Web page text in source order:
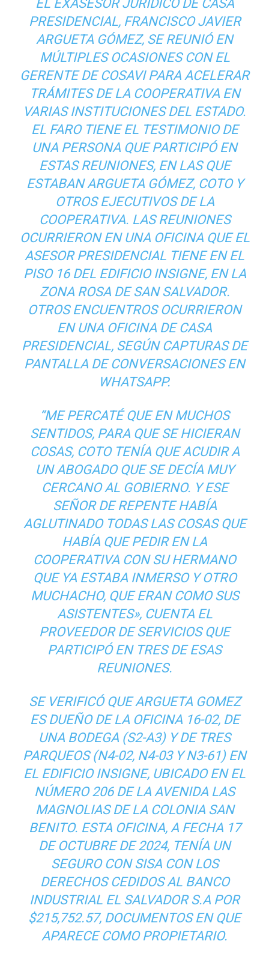
EL EXASESOR JURÍDICO DE CASA
PRESIDENCIAL, FRANCISCO JAVIER
ARGUETA GÓMEZ, SE REUNIÓ EN
MÚLTIPLES OCASIONES CON EL
GERENTE DE COSAVI PARA ACELERAR
TRÁMITES DE LA COOPERATIVA EN
VARIAS INSTITUCIONES DEL ESTADO.
EL FARO TIENE EL TESTIMONIO DE
UNA PERSONA QUE PARTICIPÓ EN
ESTAS REUNIONES, EN LAS QUE
ESTABAN ARGUETA GÓMEZ, COTO Y
OTROS EJECUTIVOS DE LA
COOPERATIVA. LAS REUNIONES
OCURRIERON EN UNA OFICINA QUE EL
ASESOR PRESIDENCIAL TIENE EN EL
PISO 16 DEL EDIFICIO INSIGNE, EN LA
ZONA ROSA DE SAN SALVADOR.
OTROS ENCUENTROS OCURRIERON
EN UNA OFICINA DE CASA
PRESIDENCIAL, SEGÚN CAPTURAS DE
PANTALLA DE CONVERSACIONES EN
WHATSAPP.
“ME PERCATÉ QUE EN MUCHOS
SENTIDOS, PARA QUE SE HICIERAN
COSAS, COTO TENÍA QUE ACUDIR A
UN ABOGADO QUE SE DECÍA MUY
CERCANO AL GOBIERNO. Y ESE
SEÑOR DE REPENTE HABÍA
AGLUTINADO TODAS LAS COSAS QUE
HABÍA QUE PEDIR EN LA
COOPERATIVA CON SU HERMANO
QUE YA ESTABA INMERSO Y OTRO
MUCHACHO, QUE ERAN COMO SUS
ASISTENTES», CUENTA EL
PROVEEDOR DE SERVICIOS QUE
PARTICIPÓ EN TRES DE ESAS
REUNIONES.
SE VERIFICÓ QUE ARGUETA GOMEZ
ES DUEÑO DE LA OFICINA 16-02, DE
UNA BODEGA (S2-A3) Y DE TRES
PARQUEOS (N4-02, N4-03 Y N3-61) EN
EL EDIFICIO INSIGNE, UBICADO EN EL
NÚMERO 206 DE LA AVENIDA LAS
MAGNOLIAS DE LA COLONIA SAN
BENITO. ESTA OFICINA, A FECHA 17
DE OCTUBRE DE 2024, TENÍA UN
SEGURO CON SISA CON LOS
DERECHOS CEDIDOS AL BANCO
INDUSTRIAL EL SALVADOR S.A POR
$215,752.57, DOCUMENTOS EN QUE
APARECE COMO PROPIETARIO.